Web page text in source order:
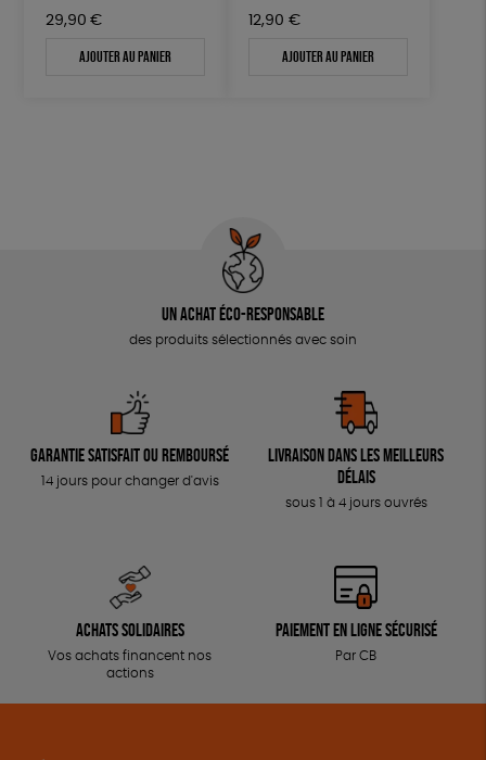
29,90 €
Ajouter au panier
12,90 €
Ajouter au panier
Un achat éco-responsable
des produits sélectionnés avec soin
Garantie satisfait ou remboursé
14 jours pour changer d'avis
Livraison dans les meilleurs
délais
sous 1 à 4 jours ouvrés
Achats solidaires
Vos achats financent nos
actions
Paiement en ligne sécurisé
Par CB